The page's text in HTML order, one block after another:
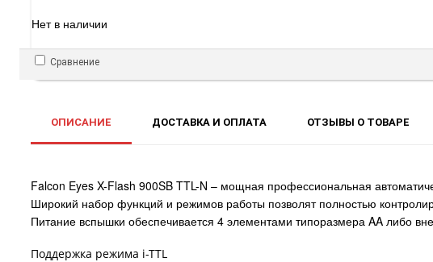
Нет в наличии
Сравнение
ОПИСАНИЕ ДОСТАВКА И ОПЛАТА ОТЗЫВЫ О ТОВАРЕ
Falcon Eyes X-Flash 900SB TTL-N – мощная профессиональная
Широкий набор функций и режимов работы позволят полностью
Питание вспышки обеспечивается 4 элементами типоразмера AA либо
Поддержка режима i-TTL